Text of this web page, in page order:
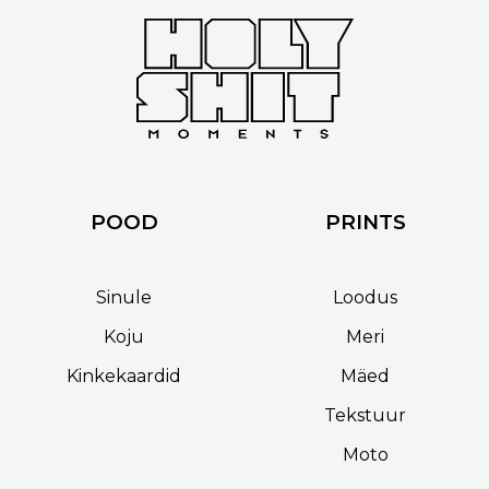
POOD
Sinule
Koju
Kinkekaardid
PRINTS
Loodus
Meri
Mäed
Tekstuur
Moto